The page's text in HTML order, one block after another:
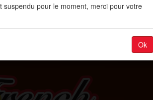
pour le moment, merci pour votre
Ok